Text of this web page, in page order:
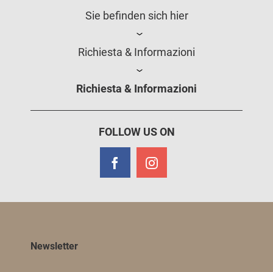
Sie befinden sich hier
Richiesta & Informazioni
Richiesta & Informazioni
FOLLOW US ON
Newsletter